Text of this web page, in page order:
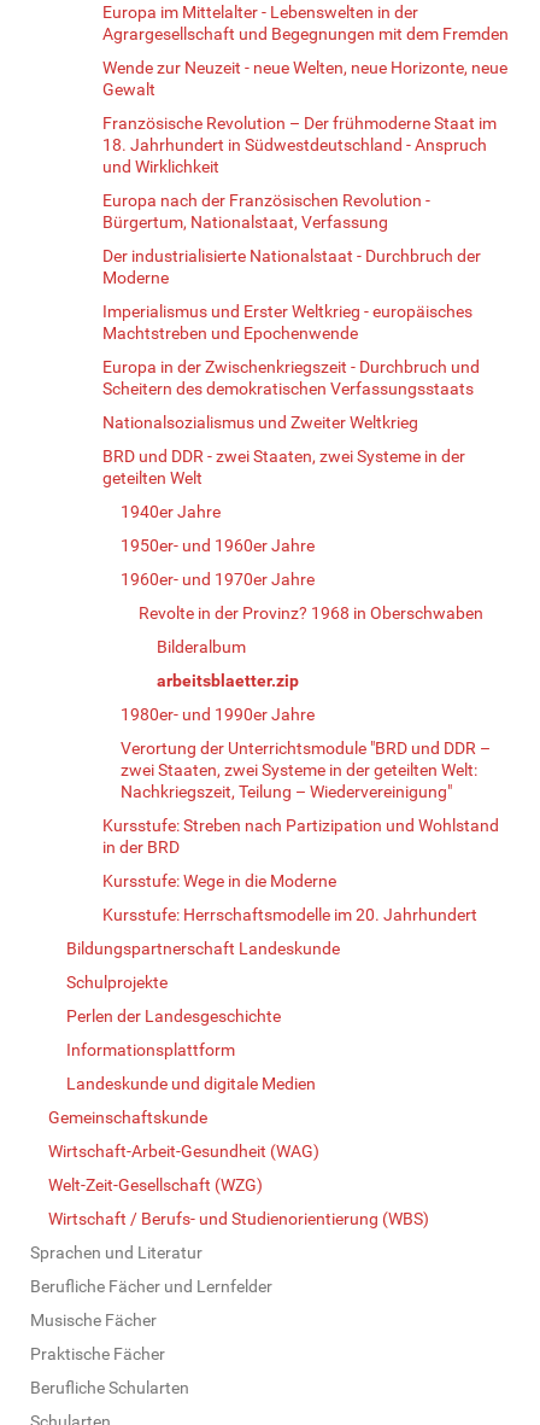
Europa im Mittelalter - Lebenswelten in der
Agrargesellschaft und Begegnungen mit dem Fremden
Wende zur Neuzeit - neue Welten, neue Horizonte, neue
Gewalt
Französische Revolution – Der frühmoderne Staat im
18. Jahrhundert in Südwestdeutschland - Anspruch
und Wirklichkeit
Europa nach der Französischen Revolution -
Bürgertum, Nationalstaat, Verfassung
Der industrialisierte Nationalstaat - Durchbruch der
Moderne
Imperialismus und Erster Weltkrieg - europäisches
Machtstreben und Epochenwende
Europa in der Zwischenkriegszeit - Durchbruch und
Scheitern des demokratischen Verfassungsstaats
Nationalsozialismus und Zweiter Weltkrieg
BRD und DDR - zwei Staaten, zwei Systeme in der
geteilten Welt
1940er Jahre
1950er- und 1960er Jahre
1960er- und 1970er Jahre
Revolte in der Provinz? 1968 in Oberschwaben
Bilderalbum
arbeitsblaetter.zip
1980er- und 1990er Jahre
Verortung der Unterrichtsmodule "BRD und DDR –
zwei Staaten, zwei Systeme in der geteilten Welt:
Nachkriegszeit, Teilung – Wiedervereinigung"
Kursstufe: Streben nach Partizipation und Wohlstand
in der BRD
Kursstufe: Wege in die Moderne
Kursstufe: Herrschaftsmodelle im 20. Jahrhundert
Bildungspartnerschaft Landeskunde
Schulprojekte
Perlen der Landesgeschichte
Informationsplattform
Landeskunde und digitale Medien
Gemeinschaftskunde
Wirtschaft-Arbeit-Gesundheit (WAG)
Welt-Zeit-Gesellschaft (WZG)
Wirtschaft / Berufs- und Studienorientierung (WBS)
Sprachen und Literatur
Berufliche Fächer und Lernfelder
Musische Fächer
Praktische Fächer
Berufliche Schularten